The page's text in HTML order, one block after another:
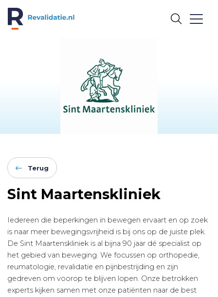
Terug
Sint Maartenskliniek
Iedereen die beperkingen in bewegen ervaart en op zoek
is naar meer bewegingsvrijheid is bij ons op de juiste plek.
De Sint Maartenskliniek is al bijna 90 jaar dé specialist op
het gebied van beweging. We focussen op orthopedie,
reumatologie, revalidatie en pijnbestrijding en zijn
gedreven om voorop te blijven lopen. Onze betrokken
experts kijken samen met onze patiënten naar de best